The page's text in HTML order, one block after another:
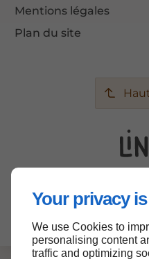
Your privacy
We use Cookies to
personalising content
traffic and optimizing
Mentions légales
Plan du site